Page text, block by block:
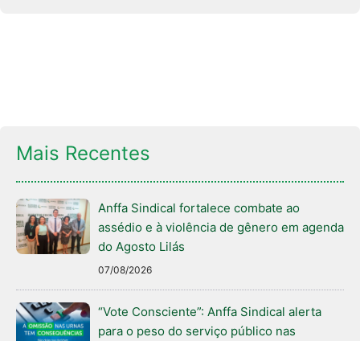
Mais Recentes
Anffa Sindical fortalece combate ao
assédio e à violência de gênero em agenda
do Agosto Lilás
07/08/2026
“Vote Consciente”: Anffa Sindical alerta
para o peso do serviço público nas